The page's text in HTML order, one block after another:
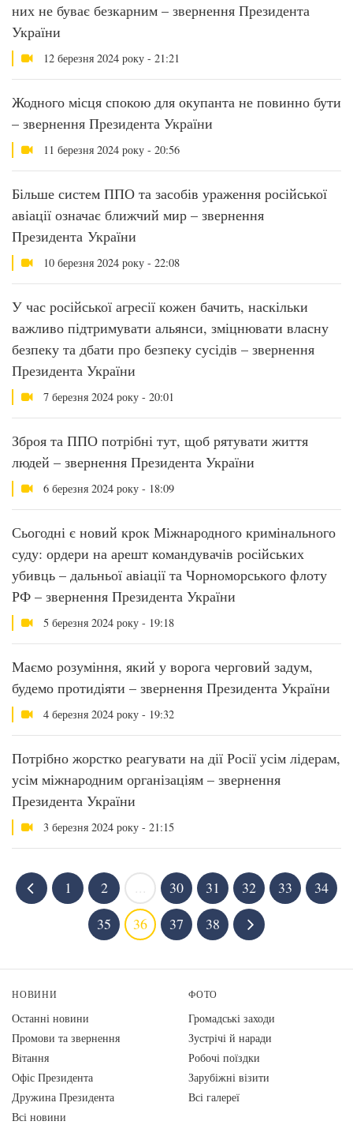
них не буває безкарним – звернення Президента
України
12 березня 2024 року - 21:21
Жодного місця спокою для окупанта не повинно бути
– звернення Президента України
11 березня 2024 року - 20:56
Більше систем ППО та засобів ураження російської
авіації означає ближчий мир – звернення
Президента України
10 березня 2024 року - 22:08
У час російської агресії кожен бачить, наскільки
важливо підтримувати альянси, зміцнювати власну
безпеку та дбати про безпеку сусідів – звернення
Президента України
7 березня 2024 року - 20:01
Зброя та ППО потрібні тут, щоб рятувати життя
людей – звернення Президента України
6 березня 2024 року - 18:09
Сьогодні є новий крок Міжнародного кримінального
суду: ордери на арешт командувачів російських
убивць – дальньої авіації та Чорноморського флоту
РФ – звернення Президента України
5 березня 2024 року - 19:18
Маємо розуміння, який у ворога черговий задум,
будемо протидіяти – звернення Президента України
4 березня 2024 року - 19:32
Потрібно жорстко реагувати на дії Росії усім лідерам,
усім міжнародним організаціям – звернення
Президента України
3 березня 2024 року - 21:15
1 2 30 31 32 33
34
35
36 37 38
НОВИНИ
Останні новини
Промови та звернення
Вiтання
Офіс Президента
Дружина Президента
Всі новини
ФОТО
Громадські заходи
Зустрічі й наради
Робочі поїздки
Зарубіжні візити
Всі галереї